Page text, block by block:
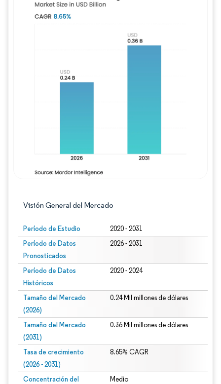
Visión General del Mercado
Período de Estudio 2020 - 2031
Período de Datos
Pronosticados
2026 - 2031
Período de Datos
Históricos
2020 - 2024
Tamaño del Mercado
(2026)
0.24 Mil millones de dólares
Tamaño del Mercado
(2031)
0.36 Mil millones de dólares
Tasa de crecimiento
(2026 - 2031)
8.65% CAGR
Concentración del
Medio